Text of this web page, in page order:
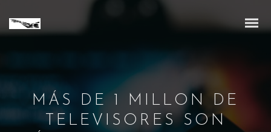
MÁS DE 1 MILLON DE
TELEVISORES SON